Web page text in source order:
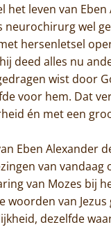
het leven van Eben
neurochirurg wel
hersenletsel
deed alles nu
wist door
voor hem. Dat
én met een
Eben Alexander
van vandaag
van Mozes bij
woorden van Jezus
dezelfde